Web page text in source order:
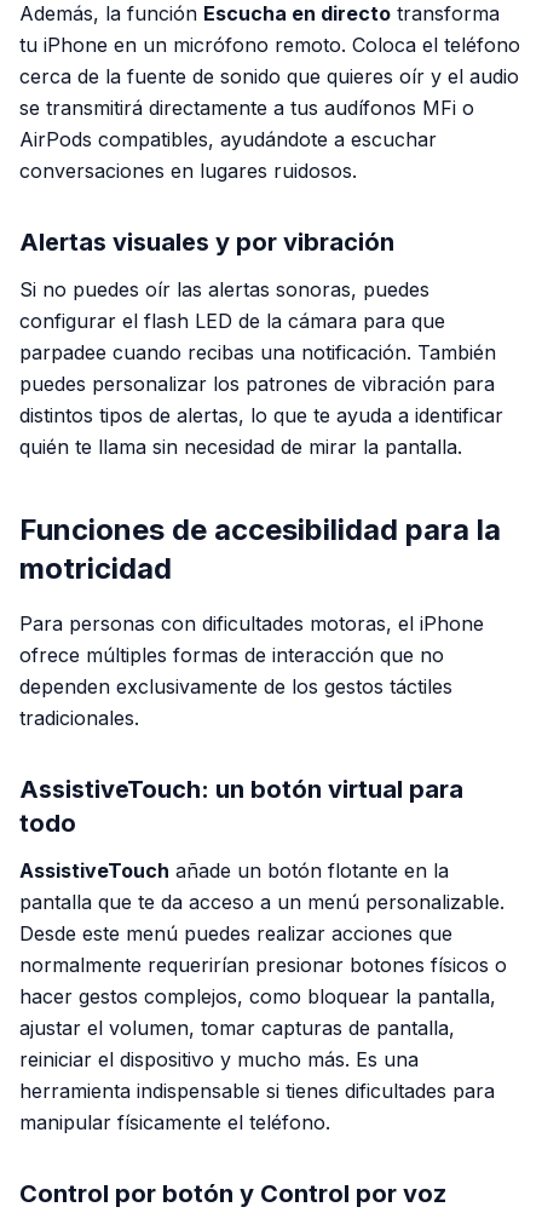
Además, la función Escucha en directo transforma
tu iPhone en un micrófono remoto. Coloca el teléfono
cerca de la fuente de sonido que quieres oír y el audio
se transmitirá directamente a tus audífonos MFi o
AirPods compatibles, ayudándote a escuchar
conversaciones en lugares ruidosos.
Alertas visuales y por vibración
Si no puedes oír las alertas sonoras, puedes
configurar el flash LED de la cámara para que
parpadee cuando recibas una notificación. También
puedes personalizar los patrones de vibración para
distintos tipos de alertas, lo que te ayuda a identificar
quién te llama sin necesidad de mirar la pantalla.
Funciones de accesibilidad para la
motricidad
Para personas con dificultades motoras, el iPhone
ofrece múltiples formas de interacción que no
dependen exclusivamente de los gestos táctiles
tradicionales.
AssistiveTouch: un botón virtual para
todo
AssistiveTouch añade un botón flotante en la
pantalla que te da acceso a un menú personalizable.
Desde este menú puedes realizar acciones que
normalmente requerirían presionar botones físicos o
hacer gestos complejos, como bloquear la pantalla,
ajustar el volumen, tomar capturas de pantalla,
reiniciar el dispositivo y mucho más. Es una
herramienta indispensable si tienes dificultades para
manipular físicamente el teléfono.
Control por botón y Control por voz